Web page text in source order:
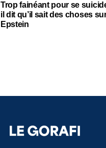
Trop fainéant pour se
il dit qu’il sait des choses
Epstein